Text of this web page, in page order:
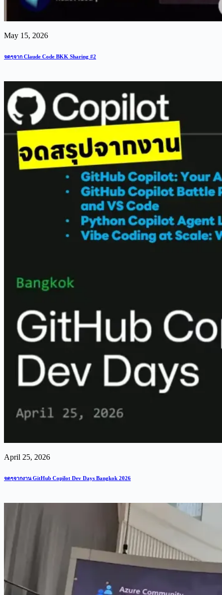
May 15, 2026
จดๆจาก Claude Code BKK Sharing #2
April 25, 2026
จดๆจากงาน GitHub Copilot Dev Days Bangkok 2026